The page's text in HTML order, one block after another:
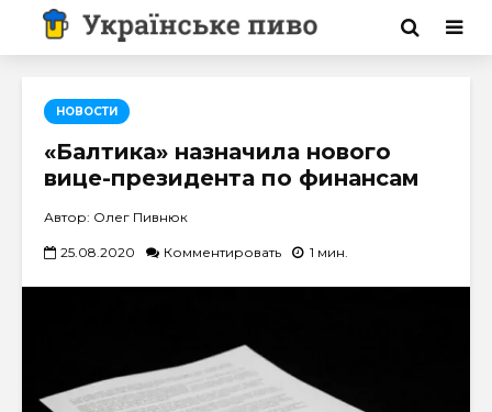
НОВОСТИ
«Балтика» назначила нового
вице-президента по финансам
Автор: Олег Пивнюк
25.08.2020 Комментировать 1 мин.